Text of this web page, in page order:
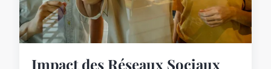
Impact des Réseaux Sociaux